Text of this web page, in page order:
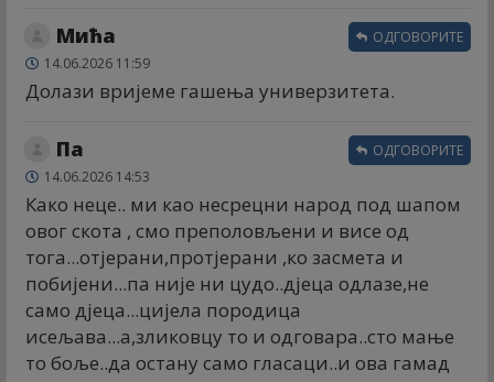
Мића
14.06.2026 11:59
Долази вријеме гашења универзитета.
ОДГОВОРИТЕ
Па
14.06.2026 14:53
Како неце.. ми као несрецни народ под шапом
овог скота , смо преполовљени и висе од
тога...отјерани,протјерани ,ко засмета и
побијени...па није ни цудо..дјеца одлазе,не
само дјеца...цијела породица
исељава...а,зликовцу то и одговара..сто мање
то боље..да остану само гласаци..и ова гамад
ОДГОВОРИТЕ